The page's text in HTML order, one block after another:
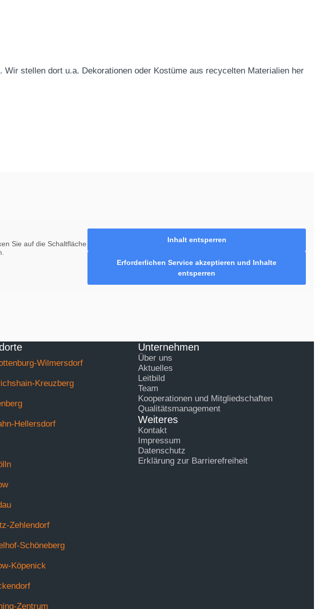
stellen dort u.a. Dekorationen oder Kostüme aus recycelten Materialien her
Sie auf die Schaltfläche
Inhalt entsperren
Erforderlichen Service akzeptieren und Inhalte
entsperren
Wilmersdorf
Kreuzberg
Hellersdorf
Zehlendorf
Schöneberg
Köpenick
Zentrum
Unternehmen
Über uns
Aktuelles
Leitbild
Team
Kooperationen und Mitgliedschaften
Qualitätsmanagement
Weiteres
Kontakt
Impressum
Datenschutz
Erklärung zur Barrierefreiheit